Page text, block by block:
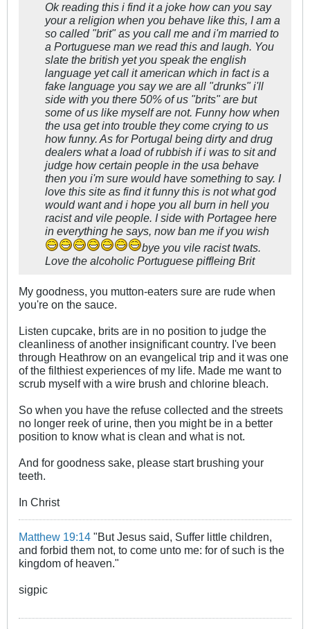
Ok reading this i find it a joke how can you say
your a religion when you behave like this, I am a
so called "brit" as you call me and i'm married to
a Portuguese man we read this and laugh. You
slate the british yet you speak the english
language yet call it american which in fact is a
fake language you say we are all "drunks" i'll
side with you there 50% of us "brits" are but
some of us like myself are not. Funny how when
the usa get into trouble they come crying to us
how funny. As for Portugal being dirty and drug
dealers what a load of rubbish if i was to sit and
judge how certain people in the usa behave
then you i'm sure would have something to say. I
love this site as find it funny this is not what god
would want and i hope you all burn in hell you
racist and vile people. I side with Portagee here
in everything he says, now ban me if you wish
bye you vile racist twats.
Love the alcoholic Portuguese piffleing Brit
My goodness, you mutton-eaters sure are rude when
you're on the sauce.
Listen cupcake, brits are in no position to judge the
cleanliness of another insignificant country. I've been
through Heathrow on an evangelical trip and it was one
of the filthiest experiences of my life. Made me want to
scrub myself with a wire brush and chlorine bleach.
So when you have the refuse collected and the streets
no longer reek of urine, then you might be in a better
position to know what is clean and what is not.
And for goodness sake, please start brushing your
teeth.
In Christ
Matthew 19:14 "But Jesus said, Suffer little children,
and forbid them not, to come unto me: for of such is the
kingdom of heaven."
sigpic